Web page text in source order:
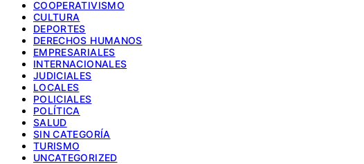
COOPERATIVISMO
CULTURA
DEPORTES
DERECHOS HUMANOS
EMPRESARIALES
INTERNACIONALES
JUDICIALES
LOCALES
POLICIALES
POLÍTICA
SALUD
SIN CATEGORÍA
TURISMO
UNCATEGORIZED